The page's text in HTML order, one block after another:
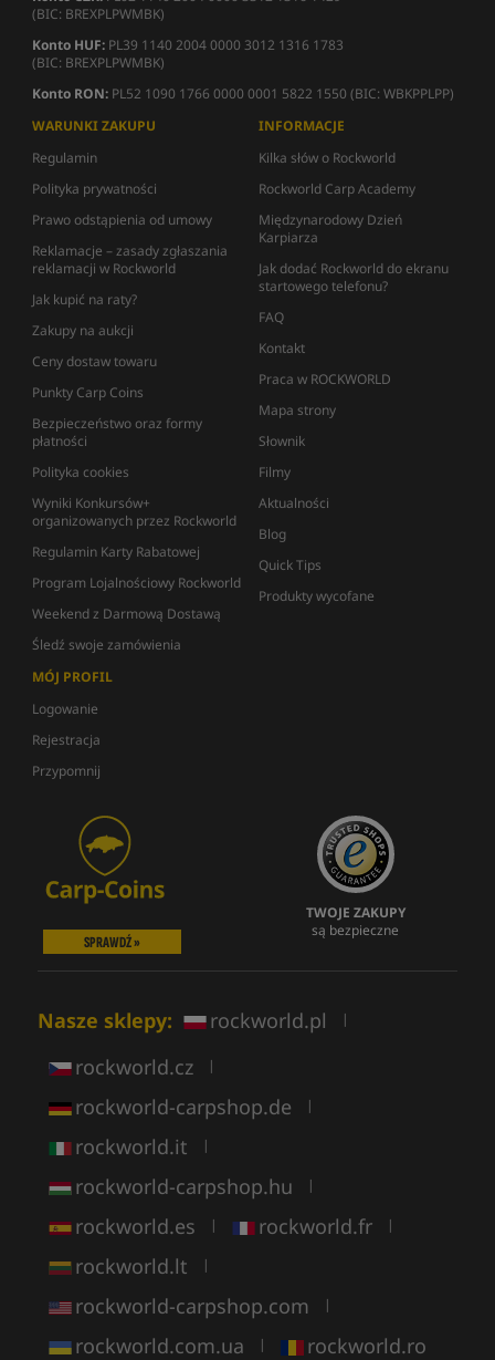
(BIC: BREXPLPWMBK)
Konto HUF: PL39 1140 2004 0000 3012 1316 1783
(BIC: BREXPLPWMBK)
Konto RON: PL52 1090 1766 0000 0001 5822 1550 (BIC: WBKPPLPP)
WARUNKI ZAKUPU
Regulamin
Polityka prywatności
Prawo odstąpienia od umowy
Reklamacje – zasady zgłaszania
reklamacji w Rockworld
Jak kupić na raty?
Zakupy na aukcji
Ceny dostaw towaru
Punkty Carp Coins
Bezpieczeństwo oraz formy
płatności
Polityka cookies
Wyniki Konkursów+
organizowanych przez Rockworld
Regulamin Karty Rabatowej
Program Lojalnościowy Rockworld
Weekend z Darmową Dostawą
Śledź swoje zamówienia
INFORMACJE
Kilka słów o Rockworld
Rockworld Carp Academy
Międzynarodowy Dzień
Karpiarza
Jak dodać Rockworld do ekranu
startowego telefonu?
FAQ
Kontakt
Praca w ROCKWORLD
Mapa strony
Słownik
Filmy
Aktualności
Blog
Quick Tips
Produkty wycofane
MÓJ PROFIL
Logowanie
Rejestracja
Przypomnij
SPRAWDŹ »
TWOJE ZAKUPY
są bezpieczne
Nasze sklepy: rockworld.pl |
rockworld.cz |
rockworld-carpshop.de |
rockworld.it |
rockworld-carpshop.hu |
rockworld.es | rockworld.fr |
rockworld.lt |
rockworld-carpshop.com |
rockworld.com.ua | rockworld.ro